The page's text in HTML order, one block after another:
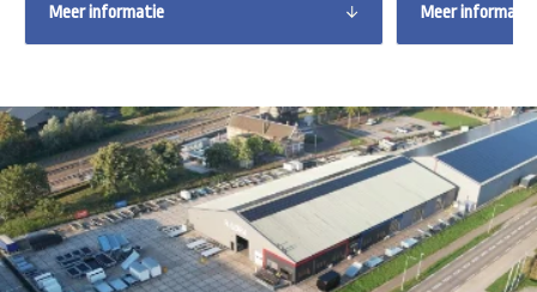
Meer informatie Meer informatie